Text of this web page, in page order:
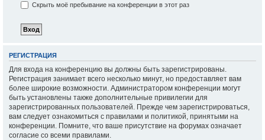
Скрыть моё пребывание на конференции в этот раз
РЕГИСТРАЦИЯ
Для входа на конференцию вы должны быть зарегистрированы.
Регистрация занимает всего несколько минут, но предоставляет вам
более широкие возможности. Администратором конференции могут
быть установлены также дополнительные привилегии для
зарегистрированных пользователей. Прежде чем зарегистрироваться,
вам следует ознакомиться с правилами и политикой, принятыми на
конференции. Помните, что ваше присутствие на форумах означает
согласие со всеми правилами.